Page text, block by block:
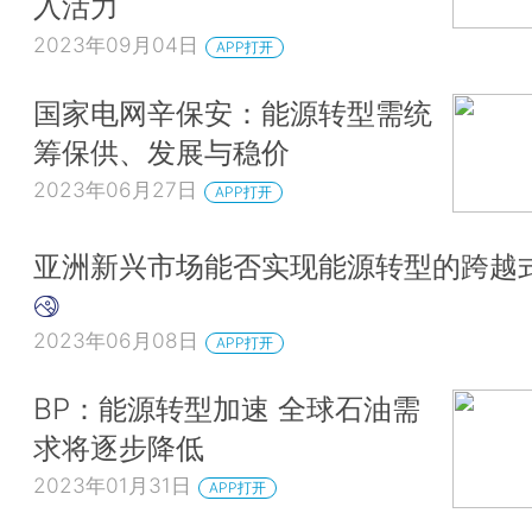
2023年09月04日 APP打开
国家电网辛保安：能源转型需统
筹保供、发展与稳价
2023年06月27日 APP打开
亚洲新兴市场能否实现能源转型的跨越
2023年06月08日 APP打开
BP：能源转型加速 全球石油需
求将逐步降低
2023年01月31日 APP打开